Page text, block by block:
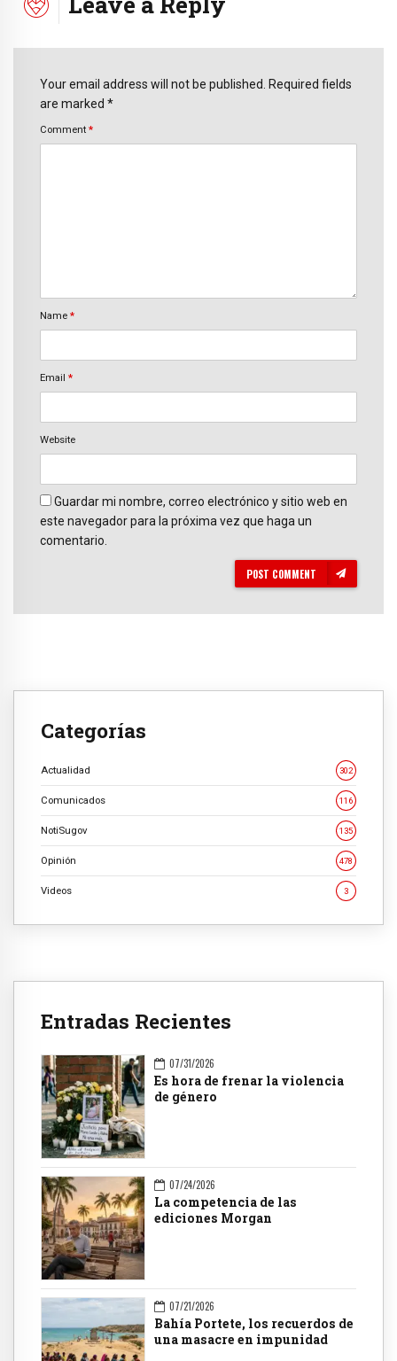
Your email address will not be published. Required fields
are marked *
Comment *
Name *
Email *
Website
Guardar mi nombre, correo electrónico y sitio web en
este navegador para la próxima vez que haga un
comentario.
POST COMMENT
Categorías
Actualidad 302
Comunicados 116
NotiSugov 135
Opinión 478
Videos 3
Entradas Recientes
07/31/2026
Es hora de frenar la violencia
de género
07/24/2026
La competencia de las
ediciones Morgan
07/21/2026
Bahía Portete, los recuerdos de
una masacre en impunidad